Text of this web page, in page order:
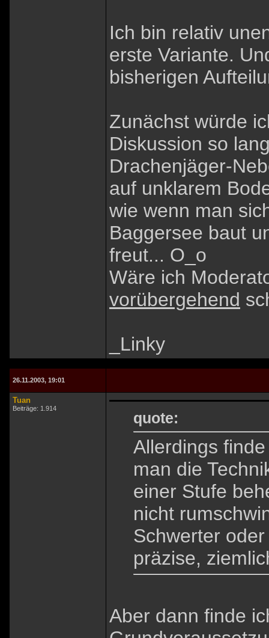
Ich bin relativ
erste Variante.
bisherigen
Zunächst würde
Diskussion so
Drachenjäger-
auf unklarem
wie wenn man
Baggersee baut
freut... O_o
Wäre ich
vorübergehend
_Linky
26.11.2003, 19:01
Tuan
Beiträge: 1.914
quote:
Allerdings
man die
einer Stufe
nicht
Schwerter
präzise,
Aber dann finde